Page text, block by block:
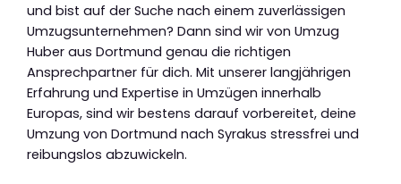
und bist auf der Suche nach einem zuverlässigen
Umzugsunternehmen? Dann sind wir von Umzug
Huber aus Dortmund genau die richtigen
Ansprechpartner für dich. Mit unserer langjährigen
Erfahrung und Expertise in Umzügen innerhalb
Europas, sind wir bestens darauf vorbereitet, deine
Umzung von Dortmund nach Syrakus stressfrei und
reibungslos abzuwickeln.